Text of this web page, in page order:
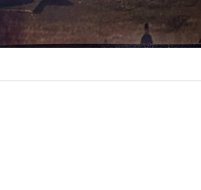
Click